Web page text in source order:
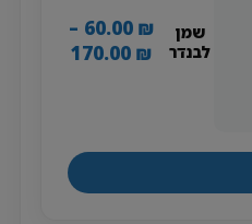
שמן
לבנדר
60.00 ₪
–
170.00 ₪
טווח